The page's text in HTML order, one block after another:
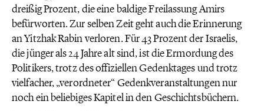
dreißig Prozent, die eine baldige Freilassung Amirs
befürworten. Zur selben Zeit geht auch die Erinnerung
an Yitzhak Rabin verloren. Für 43 Prozent der Israelis,
die jünger als 24 Jahre alt sind, ist die Ermordung des
Politikers, trotz des offiziellen Gedenktages und trotz
vielfacher, „verordneter“ Gedenkveranstaltungen nur
noch ein beliebiges Kapitel in den Geschichtsbüchern.